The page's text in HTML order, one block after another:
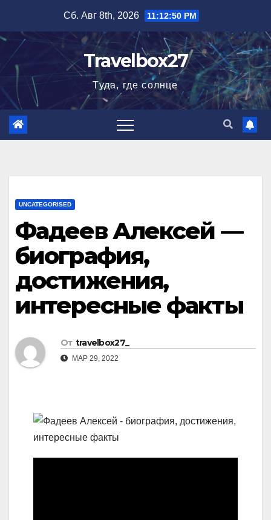
содержимому
Сб. Авг 8th, 2026 11:12:51 PM
Travelbox27
Туда, где солнце
UNCATEGORISED
Фадеев Алексей —
биография,
достижения,
интересные факты
От travelbox27_
МАР 29, 2022